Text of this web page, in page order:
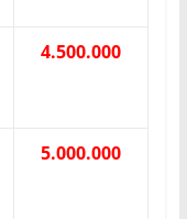
4.500.000
5.000.000